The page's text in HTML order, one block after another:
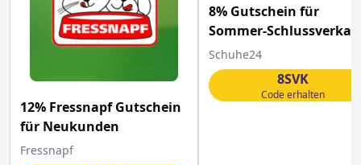
12% Fressnapf Gutschein
für Neukunden
Fressnapf
8% Gutschein für
Sommer-
Schuhe24
8SVK
Code erhalten